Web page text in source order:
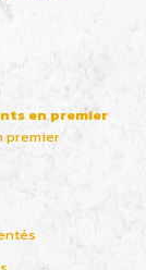
en premier
premier